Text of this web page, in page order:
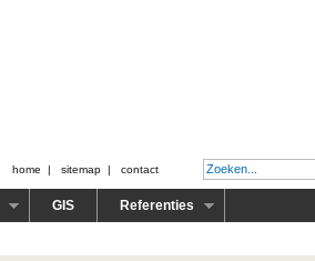
home | sitemap | contact
GIS Referenties